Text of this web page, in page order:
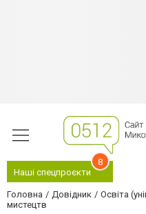
Наші спецпроєкти
8
Головна Довідник Освіта
мистецтв